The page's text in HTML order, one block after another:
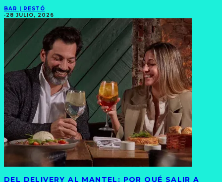
BAR | RESTÓ
·28 JULIO, 2026
DEL DELIVERY AL MANTEL: POR QUÉ SALIR A